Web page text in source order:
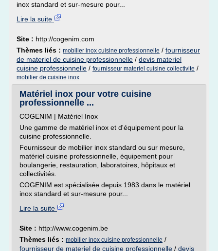
inox standard et sur-mesure pour...
Lire la suite
Site : http://cogenim.com
Thèmes liés : mobilier inox cuisine professionnelle / fournisseur
de materiel de cuisine professionnelle / devis materiel
cuisine professionnelle / fournisseur materiel cuisine collectivite /
mobilier de cuisine inox
Matériel inox pour votre cuisine
professionnelle ...
COGENIM | Matériel Inox
Une gamme de matériel inox et d'équipement pour la
cuisine professionnelle.
Fournisseur de mobilier inox standard ou sur mesure,
matériel cuisine professionnelle, équipement pour
boulangerie, restauration, laboratoires, hôpitaux et
collectivités.
COGENIM est spécialisée depuis 1983 dans le matériel
inox standard et sur-mesure pour...
Lire la suite
Site : http://www.cogenim.be
Thèmes liés : mobilier inox cuisine professionnelle /
fournisseur de materiel de cuisine professionnelle / devis